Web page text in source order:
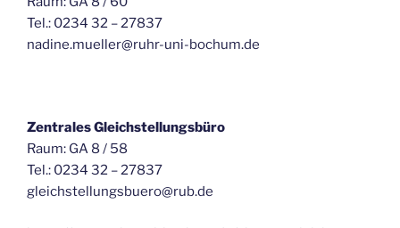
Tel.: 0234 32 – 27837
nadine.mueller@ruhr-uni-bochum.de
Zentrales Gleichstellungsbüro
Raum: GA 8 / 58
Tel.: 0234 32 – 27837
gleichstellungsbuero@rub.de